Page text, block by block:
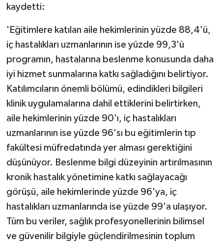
kaydetti:
'Eğitimlere katılan aile hekimlerinin yüzde 88,4'ü,
iç hastalıkları uzmanlarının ise yüzde 99,3'ü
programın, hastalarına beslenme konusunda daha
iyi hizmet sunmalarına katkı sağladığını belirtiyor.
Katılımcıların önemli bölümü, edindikleri bilgileri
klinik uygulamalarına dahil ettiklerini belirtirken,
aile hekimlerinin yüzde 90'ı, iç hastalıkları
uzmanlarının ise yüzde 96'sı bu eğitimlerin tıp
fakültesi müfredatında yer alması gerektiğini
düşünüyor. Beslenme bilgi düzeyinin artırılmasının
kronik hastalık yönetimine katkı sağlayacağı
görüşü, aile hekimlerinde yüzde 96'ya, iç
hastalıkları uzmanlarında ise yüzde 99'a ulaşıyor.
Tüm bu veriler, sağlık profesyonellerinin bilimsel
ve güvenilir bilgiyle güçlendirilmesinin toplum